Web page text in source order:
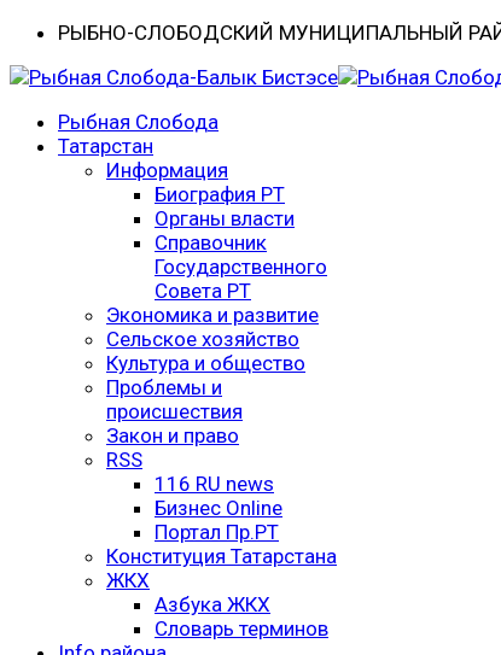
РЫБНО-CЛОБОДСКИЙ МУНИЦИПАЛЬНЫЙ
Рыбная Слобода
Татарстан
Информация
Биография РТ
Органы власти
Справочник
Государственного
Совета РТ
Экономика и развитие
Сельское хозяйство
Культура и общество
Проблемы и
происшествия
Закон и право
RSS
116 RU news
Бизнес Online
Портал Пр.РТ
Конституция Татарстана
ЖКХ
Азбука ЖКХ
Словарь терминов